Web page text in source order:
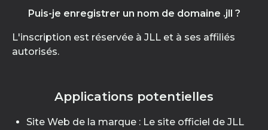
Puis-je enregistrer un nom de domaine .jll ?
L'inscription est réservée à JLL et à ses affiliés
autorisés.
Applications potentielles
Site Web de la marque : Le site officiel de JLL